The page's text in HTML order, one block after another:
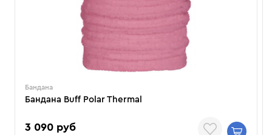
Бандана
Бандана Buff Polar Thermal
3 090 руб